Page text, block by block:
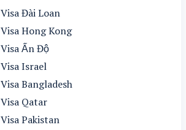
Visa Đài Loan
Visa Hong Kong
Visa Ấn Độ
Visa Israel
Visa Bangladesh
Visa Qatar
Visa Pakistan